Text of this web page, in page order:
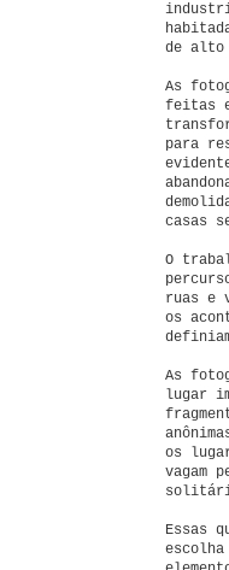
de alto
As
feitas
para
casas
O
ruas e
os
As
lugar
os
vagam
Essas